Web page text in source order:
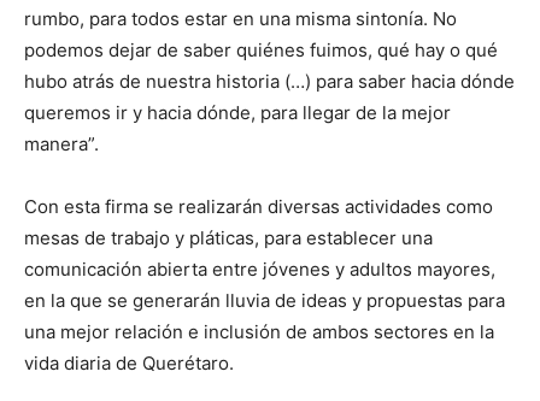
rumbo, para todos estar en una misma sintonía. No
podemos dejar de saber quiénes fuimos, qué hay o qué
hubo atrás de nuestra historia (…) para saber hacia dónde
queremos ir y hacia dónde, para llegar de la mejor
manera”.
Con esta firma se realizarán diversas actividades como
mesas de trabajo y pláticas, para establecer una
comunicación abierta entre jóvenes y adultos mayores,
en la que se generarán lluvia de ideas y propuestas para
una mejor relación e inclusión de ambos sectores en la
vida diaria de Querétaro.